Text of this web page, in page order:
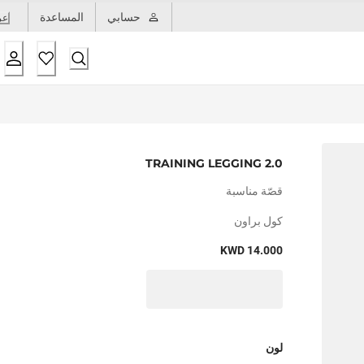
حسابي المساعدة
TRAINING LEGGING 2.0
قصّة مناسبة
كول براون
KWD 14.000
لون